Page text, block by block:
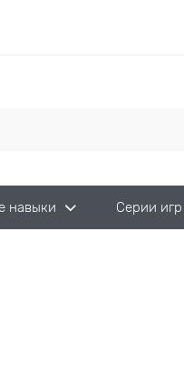
навыки Серии игр